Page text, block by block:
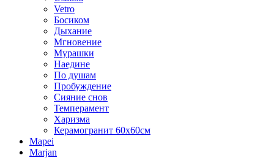
Vetro
Босиком
Дыхание
Мгновение
Мурашки
Наедине
По душам
Пробуждение
Сияние снов
Темперамент
Харизма
Керамогранит 60х60см
Mapei
Marjan